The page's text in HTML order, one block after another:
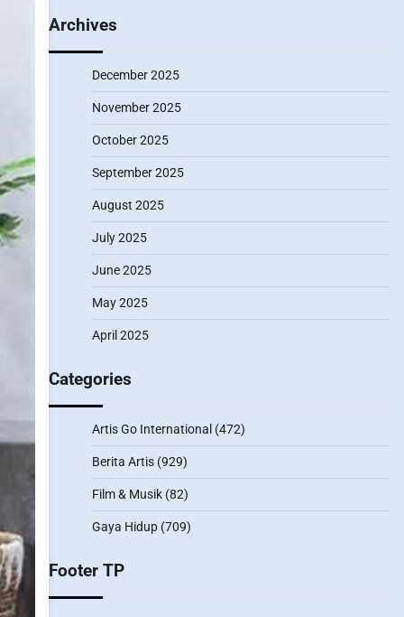
Archives
December 2025
November 2025
October 2025
September 2025
August 2025
July 2025
June 2025
May 2025
April 2025
Categories
Artis Go International (472)
Berita Artis(929)
Film & Musik(82)
Gaya Hidup(709)
Footer TP